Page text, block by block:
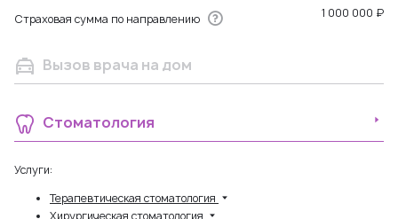
Страховая сумма по направлению 1 000 000 ₽
Вызов врача на дом
Стоматология
Услуги:
Терапевтическая стоматология
Хирургическая стоматология